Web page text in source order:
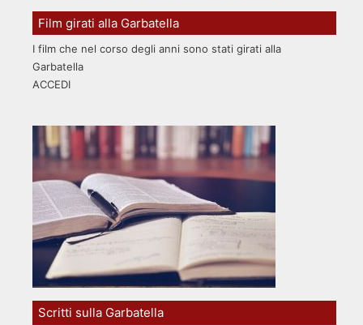
Film girati alla Garbatella
I film che nel corso degli anni sono stati girati alla
Garbatella
ACCEDI
Scritti sulla Garbatella